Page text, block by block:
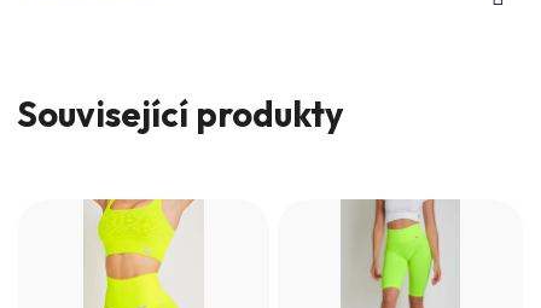
Související produkty